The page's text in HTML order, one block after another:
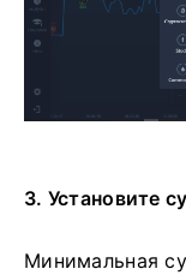
3. Установите
Минимальная